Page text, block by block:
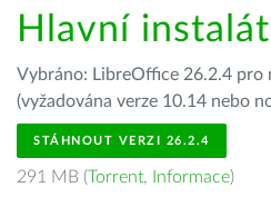
Hlavní
Vybráno: LibreOffice 26.2.4 pro
(vyžadována verze 10.14 nebo
STÁHNOUT VERZI 26.2.4
291 MB (Torrent, Informace)